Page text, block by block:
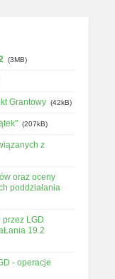
(3MB)
Grantowy (42kB)
(207kB)
z
oraz oceny
poddziałania
przez LGD
19.2
- operacje